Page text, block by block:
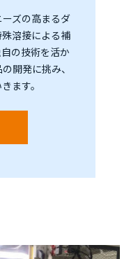
ズの高まるダ
溶接による補
の技術を活か
開発に挑み、
ます。